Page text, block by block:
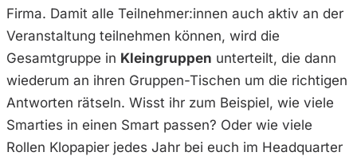
Firma. Damit alle Teilnehmer:innen auch aktiv an der
Veranstaltung teilnehmen können, wird die
Gesamtgruppe in Kleingruppen unterteilt, die dann
wiederum an ihren Gruppen-Tischen um die richtigen
Antworten rätseln. Wisst ihr zum Beispiel, wie viele
Smarties in einen Smart passen? Oder wie viele
Rollen Klopapier jedes Jahr bei euch im Headquarter